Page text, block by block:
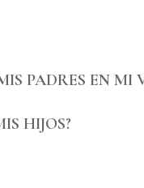
PADRES EN MI
HIJOS?